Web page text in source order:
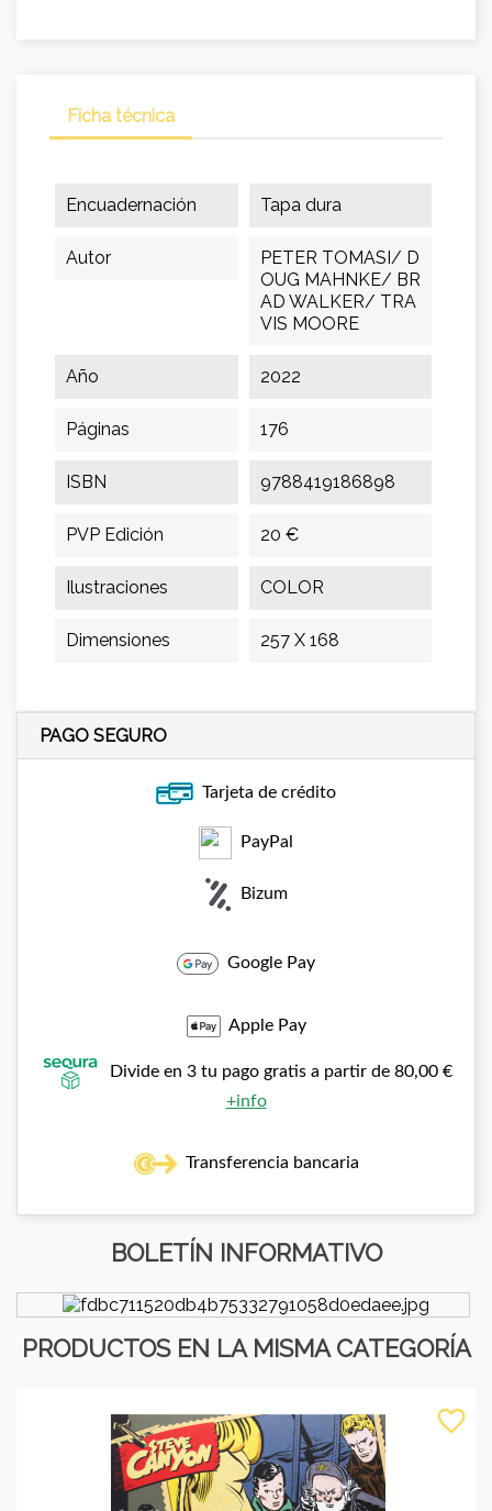
Ficha técnica
Encuadernación Tapa dura
Autor
PETER TOMASI/ D
OUG MAHNKE/ BR
AD WALKER/ TRA
VIS MOORE
Año 2022
Páginas 176
ISBN 9788419186898
PVP Edición 20 €
Ilustraciones COLOR
Dimensiones 257 X 168
PAGO SEGURO
Tarjeta de crédito
PayPal
Bizum
Google Pay
Apple Pay
Divide en 3 tu pago gratis a partir de 80,00 €
+info
Transferencia bancaria
BOLETÍN INFORMATIVO
PRODUCTOS EN LA MISMA CATEGORÍA
favorite_border